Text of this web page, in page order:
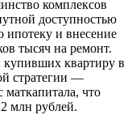
комплексов
доступностью
ипотеку и внесение
тысяч на ремонт.
квартиру в
стратегии —
что
млн рублей.